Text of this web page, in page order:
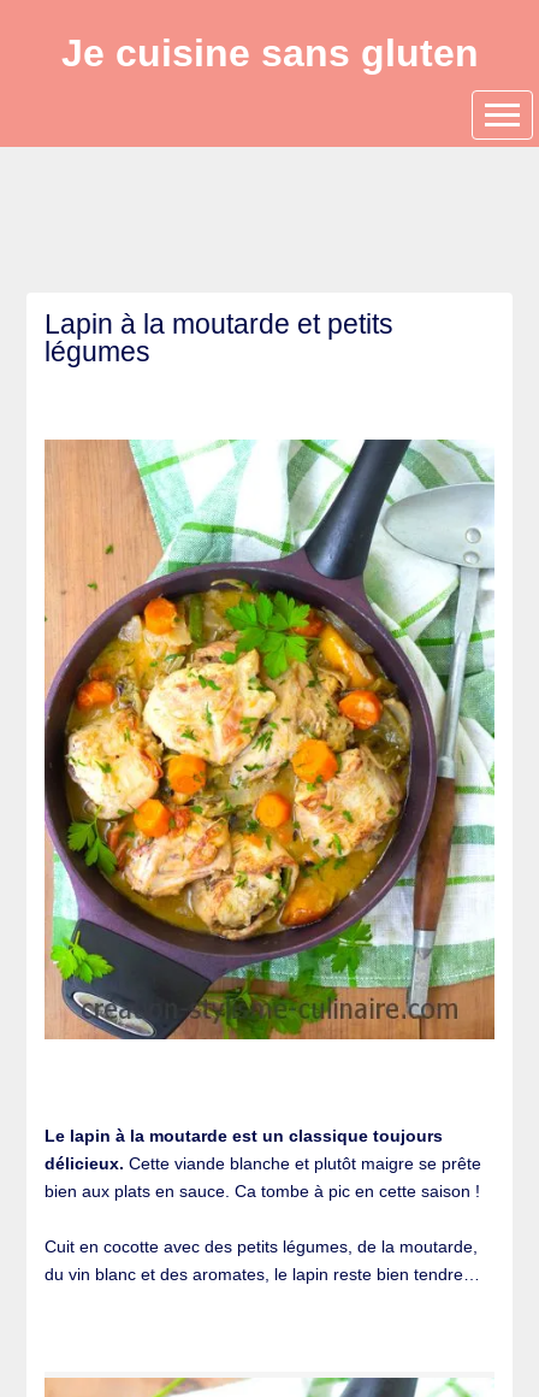
Je cuisine sans gluten
Lapin à la moutarde et petits
légumes
Le lapin à la moutarde est un classique toujours
délicieux. Cette viande blanche et plutôt maigre se prête
bien aux plats en sauce. Ca tombe à pic en cette saison !
Cuit en cocotte avec des petits légumes, de la moutarde,
du vin blanc et des aromates, le lapin reste bien tendre…